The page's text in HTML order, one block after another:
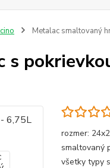
Metalac smaltovaný
rozmer:
smaltovaný
všetky typy